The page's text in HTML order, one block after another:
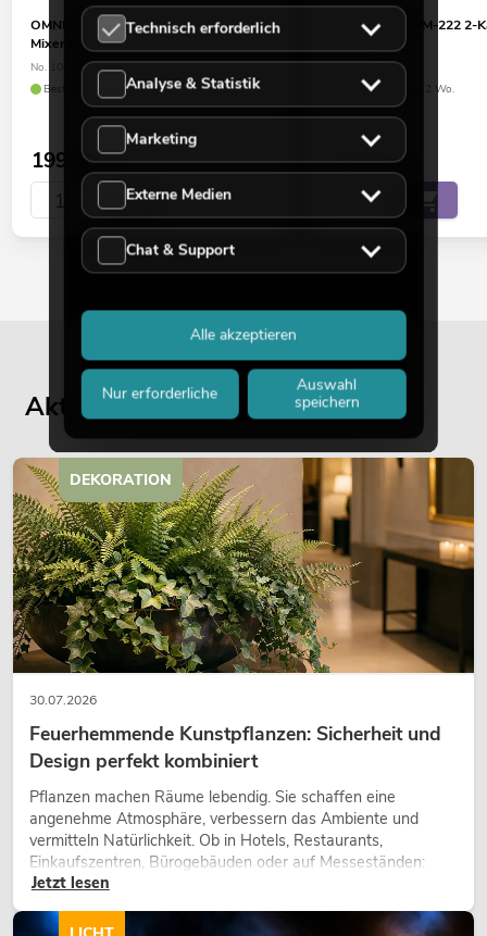
OMNITRONIC PM-322P 3-Kanal-DJ-
Mixer mit Bluetooth und USB-Player
No. 10006874
Bestand reicht ca. 12 Wo.
199,00€
OMNITRONIC PM-222 2-
No. 10006819
Verfügbar in ca. 12 Wo.
109,00€
Aktuelle Blogbeiträge
30.07.2026
Feuerhemmende Kunstpflanzen: Sicherheit und
Design perfekt kombiniert
Pflanzen machen Räume lebendig. Sie schaffen eine
angenehme Atmosphäre, verbessern das Ambiente und
vermitteln Natürlichkeit. Ob in Hotels, Restaurants,
Einkaufszentren, Bürogebäuden oder auf Messeständen:
eine hochwertige Begrünung gehört heute längst zum
Jetzt lesen
DEKORATION
Technisch erforderlich
Analyse & Statistik
Marketing
Externe Medien
Chat & Support
Nur erforderliche
Auswahl
speichern
Alle akzeptieren